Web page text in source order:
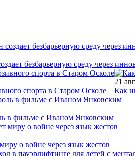
безбарьерную среду через
спорта в Старом Осколе
21
Как
в фильме с Иваном Янковским
о войне через язык жестов